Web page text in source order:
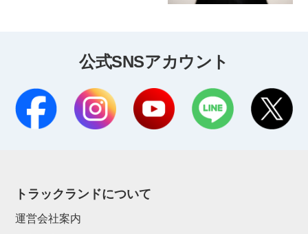
公式SNSアカウント
トラックランドについて
運営会社案内